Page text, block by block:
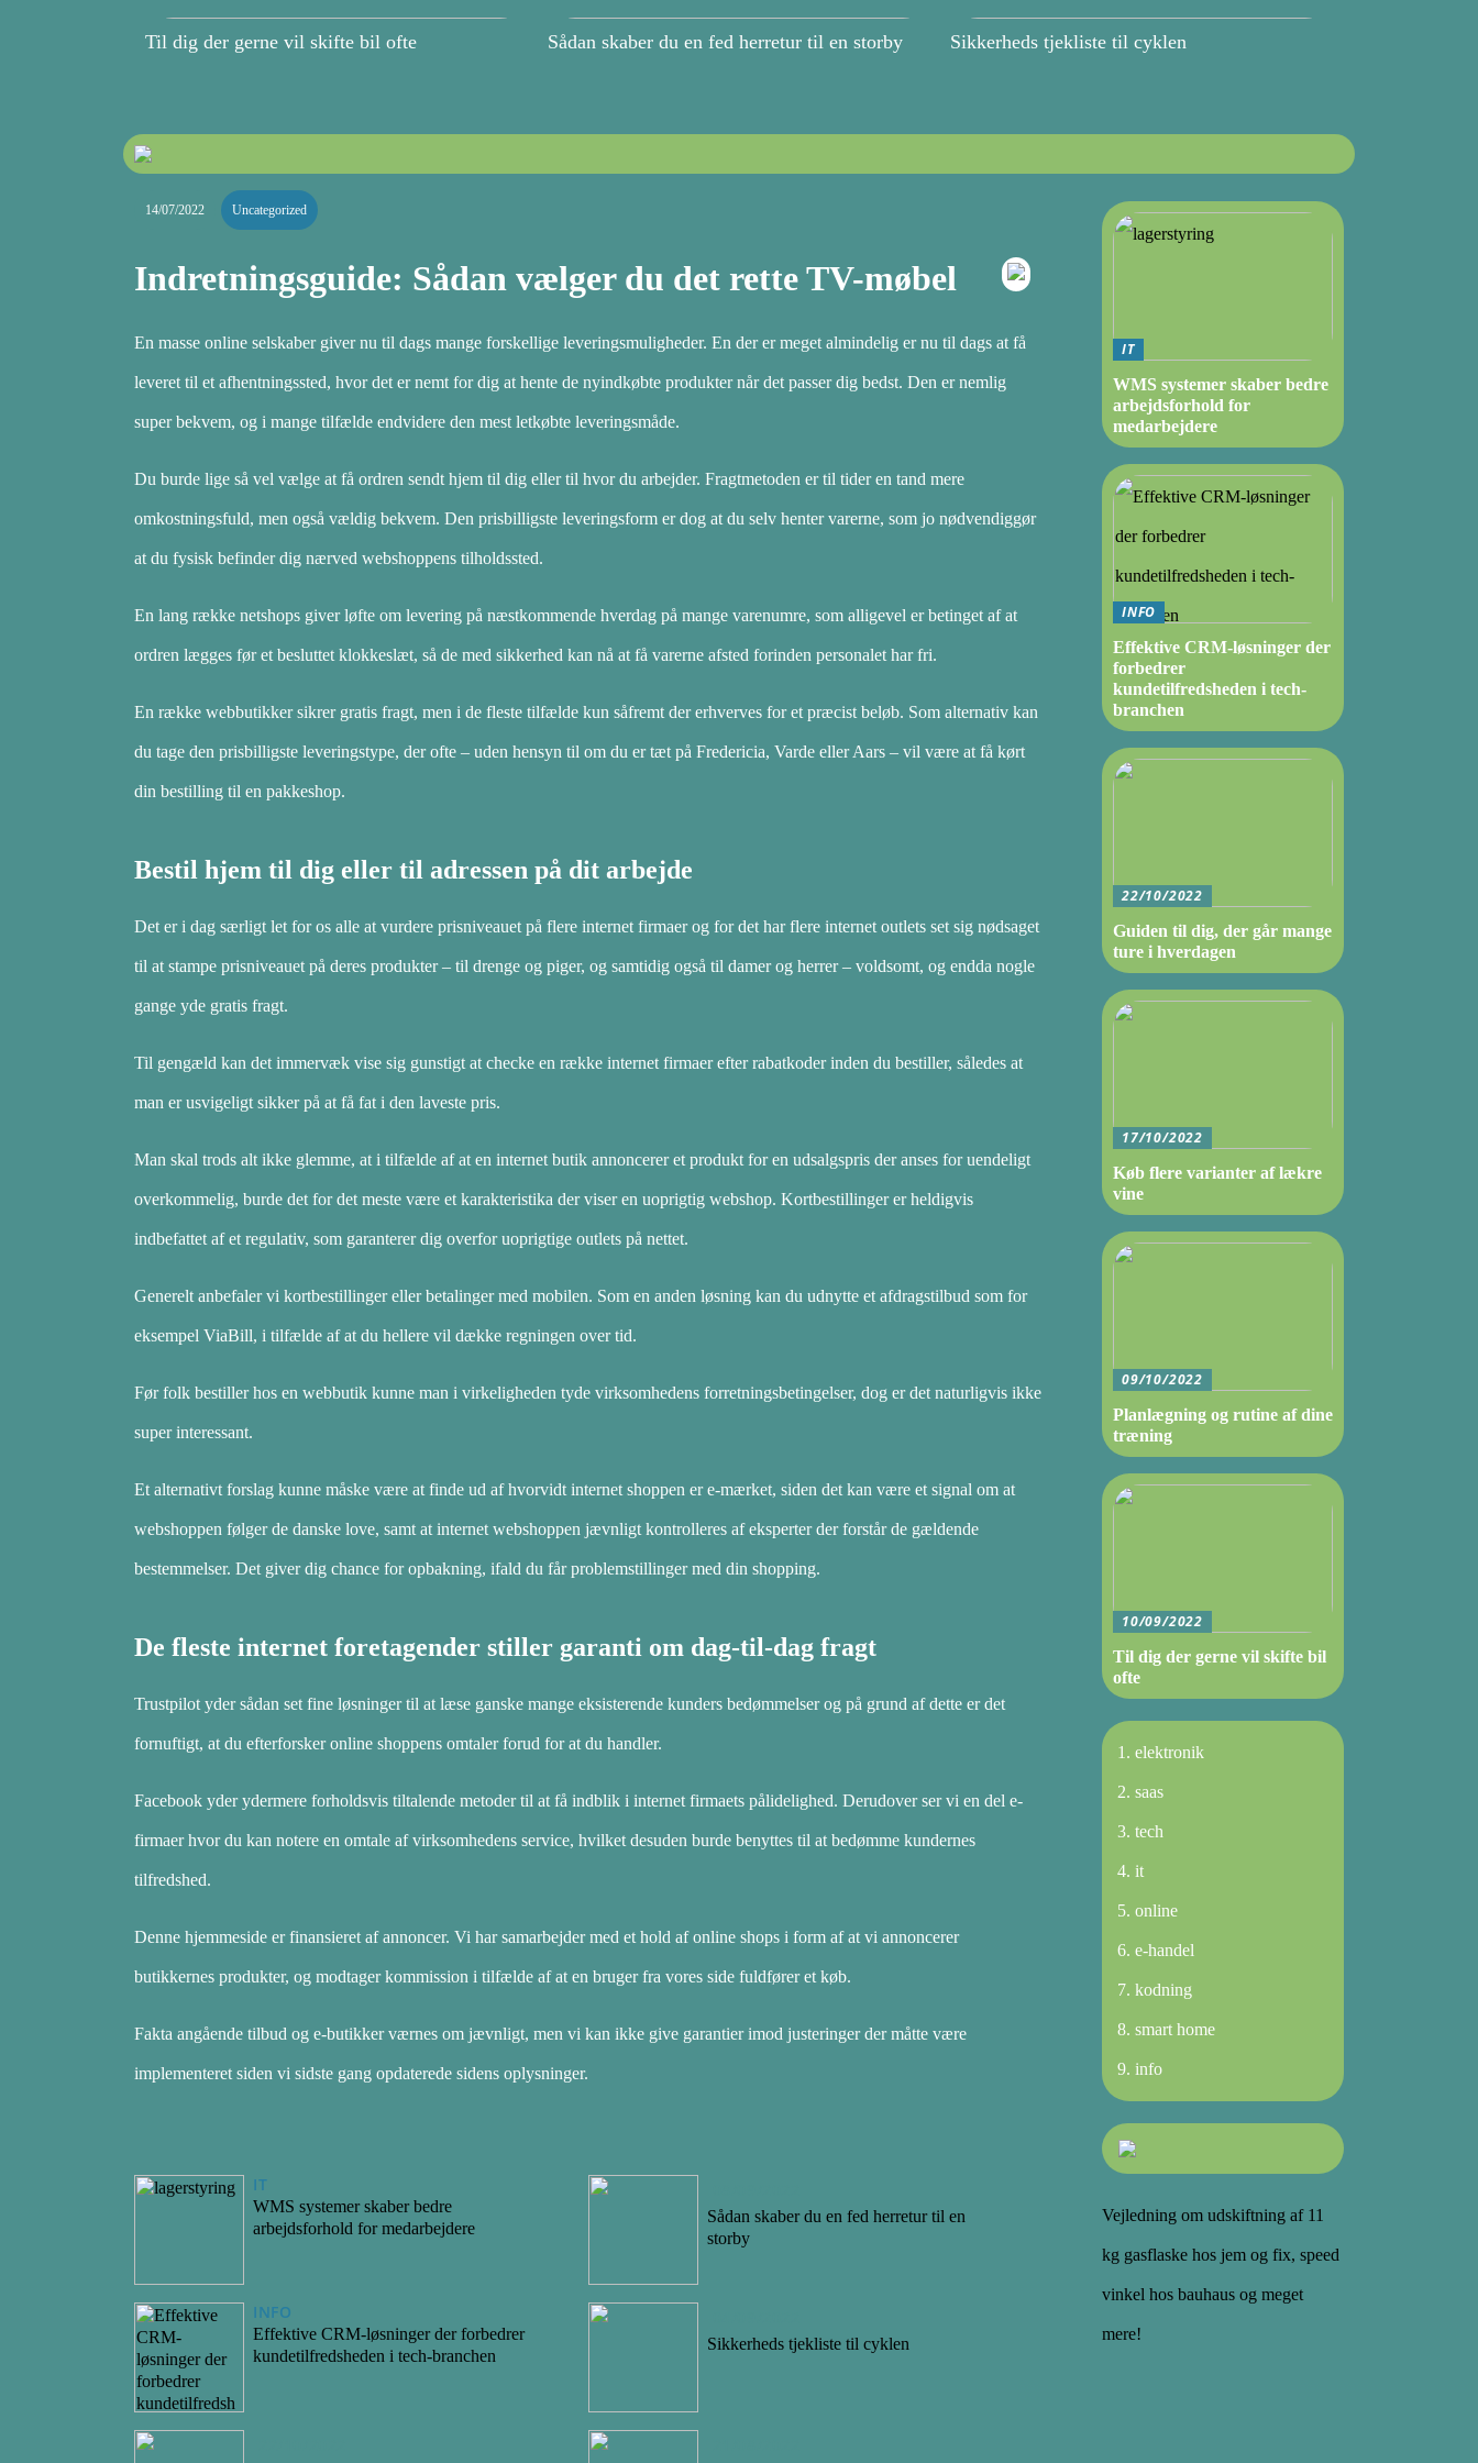
Til dig der gerne vil skifte bil ofte Sådan skaber du en fed herretur til en storby Sikkerheds tjekliste til cyklen
14/07/2022 Uncategorized
Indretningsguide: Sådan vælger du det rette TV-møbel
En masse online selskaber giver nu til dags mange forskellige leveringsmuligheder. En der er meget almindelig er nu til dags at få
leveret til et afhentningssted, hvor det er nemt for dig at hente de nyindkøbte produkter når det passer dig bedst. Den er nemlig
super bekvem, og i mange tilfælde endvidere den mest letkøbte leveringsmåde.
Du burde lige så vel vælge at få ordren sendt hjem til dig eller til hvor du arbejder. Fragtmetoden er til tider en tand mere
omkostningsfuld, men også vældig bekvem. Den prisbilligste leveringsform er dog at du selv henter varerne, som jo nødvendiggør
at du fysisk befinder dig nærved webshoppens tilholdssted.
En lang række netshops giver løfte om levering på næstkommende hverdag på mange varenumre, som alligevel er betinget af at
ordren lægges før et besluttet klokkeslæt, så de med sikkerhed kan nå at få varerne afsted forinden personalet har fri.
En række webbutikker sikrer gratis fragt, men i de fleste tilfælde kun såfremt der erhverves for et præcist beløb. Som alternativ kan
du tage den prisbilligste leveringstype, der ofte – uden hensyn til om du er tæt på Fredericia, Varde eller Aars – vil være at få kørt
din bestilling til en pakkeshop.
Bestil hjem til dig eller til adressen på dit arbejde
Det er i dag særligt let for os alle at vurdere prisniveauet på flere internet firmaer og for det har flere internet outlets set sig nødsaget
til at stampe prisniveauet på deres produkter – til drenge og piger, og samtidig også til damer og herrer – voldsomt, og endda nogle
gange yde gratis fragt.
Til gengæld kan det immervæk vise sig gunstigt at checke en række internet firmaer efter rabatkoder inden du bestiller, således at
man er usvigeligt sikker på at få fat i den laveste pris.
Man skal trods alt ikke glemme, at i tilfælde af at en internet butik annoncerer et produkt for en udsalgspris der anses for uendeligt
overkommelig, burde det for det meste være et karakteristika der viser en uoprigtig webshop. Kortbestillinger er heldigvis
indbefattet af et regulativ, som garanterer dig overfor uoprigtige outlets på nettet.
Generelt anbefaler vi kortbestillinger eller betalinger med mobilen. Som en anden løsning kan du udnytte et afdragstilbud som for
eksempel ViaBill, i tilfælde af at du hellere vil dække regningen over tid.
Før folk bestiller hos en webbutik kunne man i virkeligheden tyde virksomhedens forretningsbetingelser, dog er det naturligvis ikke
super interessant.
Et alternativt forslag kunne måske være at finde ud af hvorvidt internet shoppen er e-mærket, siden det kan være et signal om at
webshoppen følger de danske love, samt at internet webshoppen jævnligt kontrolleres af eksperter der forstår de gældende
bestemmelser. Det giver dig chance for opbakning, ifald du får problemstillinger med din shopping.
De fleste internet foretagender stiller garanti om dag-til-dag fragt
Trustpilot yder sådan set fine løsninger til at læse ganske mange eksisterende kunders bedømmelser og på grund af dette er det
fornuftigt, at du efterforsker online shoppens omtaler forud for at du handler.
Facebook yder ydermere forholdsvis tiltalende metoder til at få indblik i internet firmaets pålidelighed. Derudover ser vi en del e-
firmaer hvor du kan notere en omtale af virksomhedens service, hvilket desuden burde benyttes til at bedømme kundernes
tilfredshed.
Denne hjemmeside er finansieret af annoncer. Vi har samarbejder med et hold af online shops i form af at vi annoncerer
butikkernes produkter, og modtager kommission i tilfælde af at en bruger fra vores side fuldfører et køb.
Fakta angående tilbud og e-butikker værnes om jævnligt, men vi kan ikke give garantier imod justeringer der måtte være
implementeret siden vi sidste gang opdaterede sidens oplysninger.
IT
WMS systemer skaber bedre
arbejdsforhold for medarbejdere
INFO
Effektive CRM-løsninger der forbedrer
kundetilfredsheden i tech-branchen
Sådan skaber du en fed herretur til en
storby
Sikkerheds tjekliste til cyklen
IT
WMS systemer skaber bedre
arbejdsforhold for
medarbejdere
INFO
Effektive CRM-løsninger der
forbedrer
kundetilfredsheden i tech-
branchen
22/10/2022
Guiden til dig, der går mange
ture i hverdagen
17/10/2022
Køb flere varianter af lækre
vine
09/10/2022
Planlægning og rutine af dine
træning
10/09/2022
Til dig der gerne vil skifte bil
ofte
elektronik
saas
tech
it
online
e-handel
kodning
smart home
info
Vejledning om udskiftning af 11
kg gasflaske hos jem og fix, speed
vinkel hos bauhaus og meget
mere!